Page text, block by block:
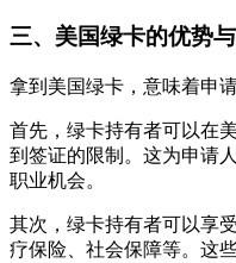
三、美国绿卡的优势
拿到美国绿卡，意味着申
首先，绿卡持有者可以在
到签证的限制。这为申请
职业机会。
其次，绿卡持有者可以享
疗保险、社会保障等。这